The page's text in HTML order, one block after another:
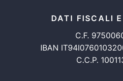
DATI FISCALI
C.F.
IBAN
C.C.P.